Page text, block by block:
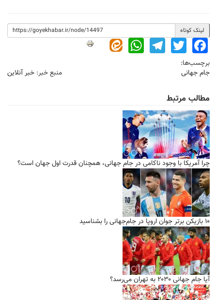
لینک کوتاه
Facebook
Twitter
Telegram
WhatsApp
برچسب‌ها:
جام جهانی
منبع خبر: خبر آنلاین
مطالب مرتبط
چرا آمریکا با وجود ناکامی در جام جهانی، همچنان قدرت اول جهان است؟
۱۰ بازیکن برتر جوان اروپا در جام‌جهانی را بشناسید
آیا جام جهانی ۲۰۳۰ به تهران می‌رسد؟